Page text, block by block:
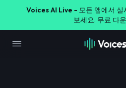
Voices AI Live - 모든 앱에서
보세요. 무료 다